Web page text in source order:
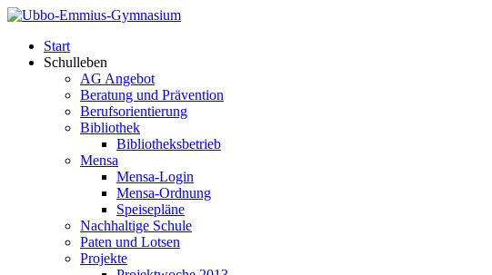
Start
Schulleben
AG Angebot
Beratung und Prävention
Berufsorientierung
Bibliothek
Bibliotheksbetrieb
Mensa
Mensa-Login
Mensa-Ordnung
Speisepläne
Nachhaltige Schule
Paten und Lotsen
Projekte